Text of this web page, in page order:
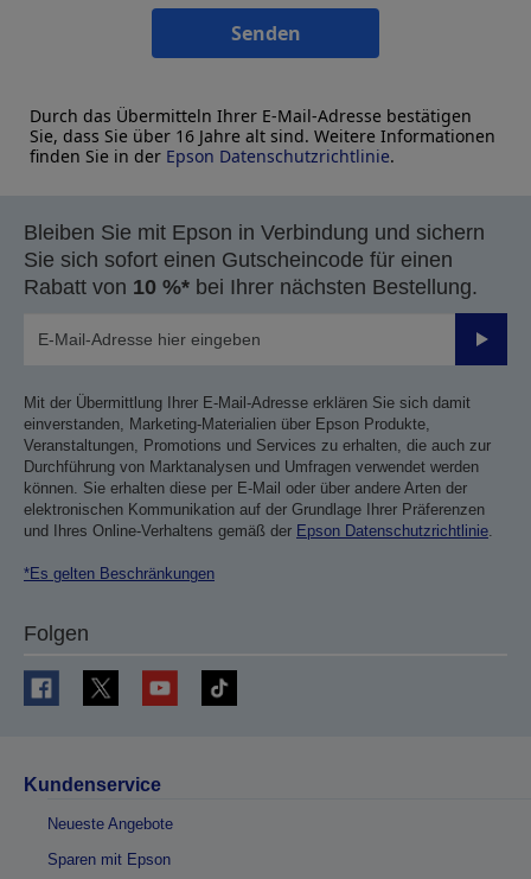
Senden
Durch das Übermitteln Ihrer E-Mail-Adresse bestätigen
Sie, dass Sie über 16 Jahre alt sind. Weitere Informationen
finden Sie in der Epson Datenschutzrichtlinie.
Bleiben Sie mit Epson in Verbindung und sichern
Sie sich sofort einen Gutscheincode für einen
Rabatt von 10 %* bei Ihrer nächsten Bestellung.
Mit der Übermittlung Ihrer E-Mail-Adresse erklären Sie sich damit
einverstanden, Marketing-Materialien über Epson Produkte,
Veranstaltungen, Promotions und Services zu erhalten, die auch zur
Durchführung von Marktanalysen und Umfragen verwendet werden
können. Sie erhalten diese per E-Mail oder über andere Arten der
elektronischen Kommunikation auf der Grundlage Ihrer Präferenzen
und Ihres Online-Verhaltens gemäß der Epson Datenschutzrichtlinie.
*Es gelten Beschränkungen
Folgen
Kundenservice
Neueste Angebote
Sparen mit Epson